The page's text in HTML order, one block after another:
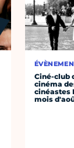
Ciné-club
cinéma
cinéastes
mois